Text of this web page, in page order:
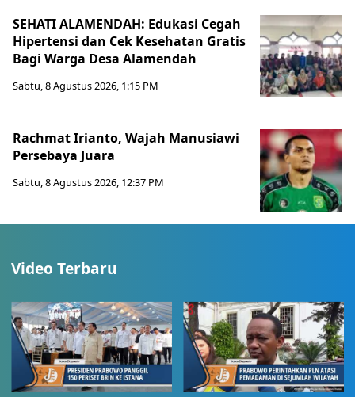
SEHATI ALAMENDAH: Edukasi Cegah
Hipertensi dan Cek Kesehatan Gratis
Bagi Warga Desa Alamendah
Sabtu, 8 Agustus 2026, 1:15 PM
Rachmat Irianto, Wajah Manusiawi
Persebaya Juara
Sabtu, 8 Agustus 2026, 12:37 PM
Video Terbaru